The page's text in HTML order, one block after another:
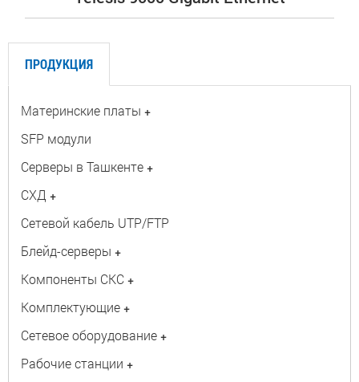
КОНТАКТЫ
ПРОДУКЦИЯ
Материнские платы +
SFP модули
Серверы в Ташкенте +
СХД +
Сетевой кабель UTP/FTP
Блейд-серверы +
Компоненты СКС +
Комплектующие +
Сетевое оборудование +
Рабочие станции +